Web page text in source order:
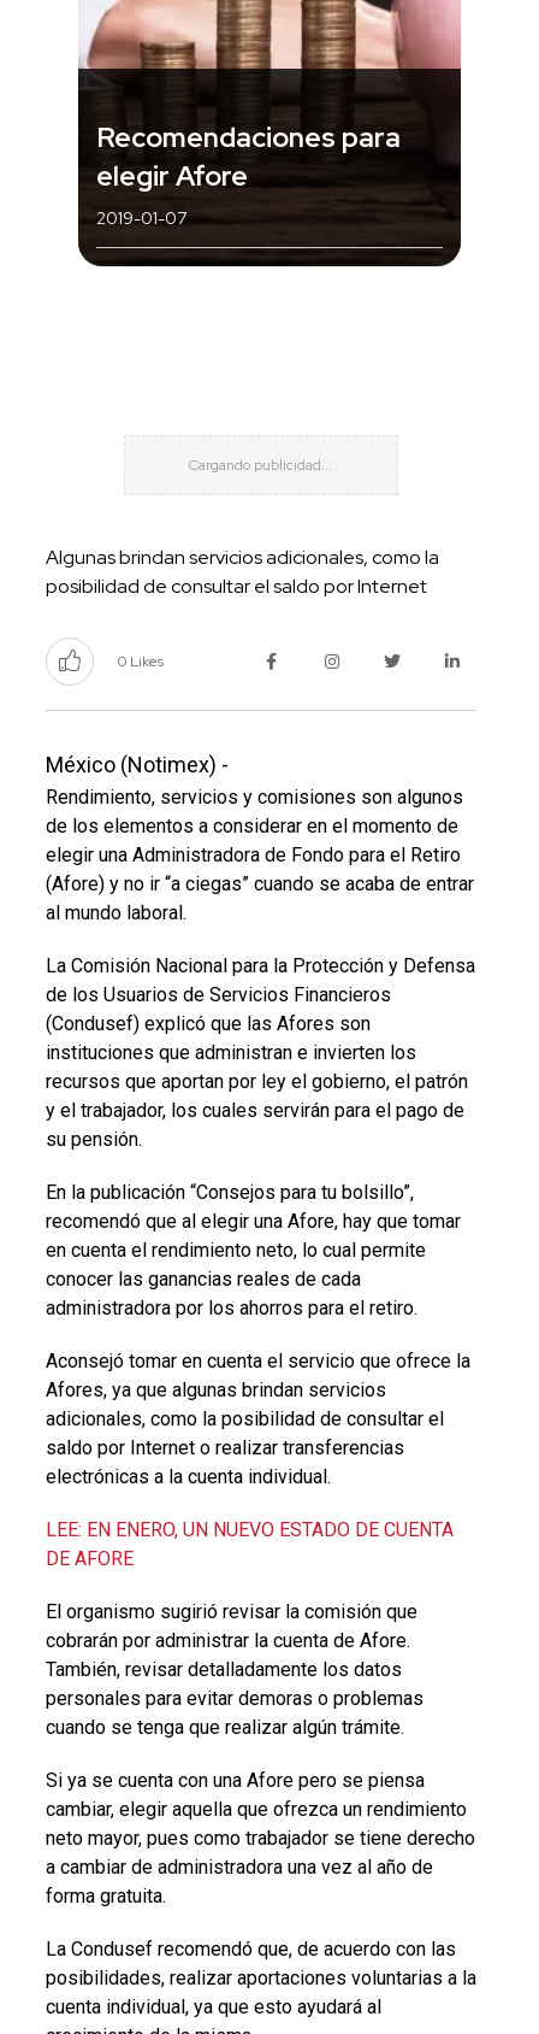
Recomendaciones para
elegir Afore
2019-01-07
Algunas brindan servicios adicionales, como la
posibilidad de consultar el saldo por Internet
0 Likes
México (Notimex) -
Rendimiento, servicios y comisiones son algunos
de los elementos a considerar en el momento de
elegir una Administradora de Fondo para el Retiro
(Afore) y no ir “a ciegas” cuando se acaba de entrar
al mundo laboral.
La Comisión Nacional para la Protección y Defensa
de los Usuarios de Servicios Financieros
(Condusef) explicó que las Afores son
instituciones que administran e invierten los
recursos que aportan por ley el gobierno, el patrón
y el trabajador, los cuales servirán para el pago de
su pensión.
En la publicación “Consejos para tu bolsillo”,
recomendó que al elegir una Afore, hay que tomar
en cuenta el rendimiento neto, lo cual permite
conocer las ganancias reales de cada
administradora por los ahorros para el retiro.
Aconsejó tomar en cuenta el servicio que ofrece la
Afores, ya que algunas brindan servicios
adicionales, como la posibilidad de consultar el
saldo por Internet o realizar transferencias
electrónicas a la cuenta individual.
LEE: EN ENERO, UN NUEVO ESTADO DE CUENTA
DE AFORE
El organismo sugirió revisar la comisión que
cobrarán por administrar la cuenta de Afore.
También, revisar detalladamente los datos
personales para evitar demoras o problemas
cuando se tenga que realizar algún trámite.
Si ya se cuenta con una Afore pero se piensa
cambiar, elegir aquella que ofrezca un rendimiento
neto mayor, pues como trabajador se tiene derecho
a cambiar de administradora una vez al año de
forma gratuita.
La Condusef recomendó que, de acuerdo con las
posibilidades, realizar aportaciones voluntarias a la
cuenta individual, ya que esto ayudará al